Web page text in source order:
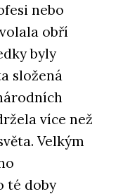
nebo
obří
byly
složená
více než
Velkým
té doby